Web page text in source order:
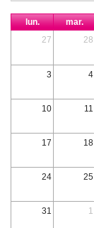
lun. mar.
27
28
3 4
10 11
17 18
24 25
31 1